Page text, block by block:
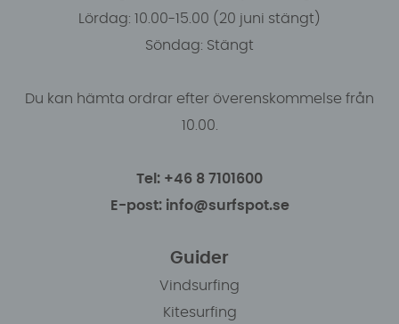
Lördag: 10.00-15.00 (20 juni stängt)
Söndag: Stängt
Du kan hämta ordrar efter överenskommelse från
10.00.
Tel: +46 8 7101600
E-post: info@surfspot.se
Guider
Vindsurfing
Kitesurfing